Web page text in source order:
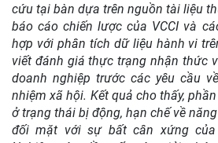
cứu tại bàn dựa trên nguồn tài liệu
báo cáo chiến lược của VCCI và
hợp với phân tích dữ liệu hành vi
viết đánh giá thực trạng nhận thức
doanh nghiệp trước các yêu cầu
nhiệm xã hội. Kết quả cho thấy,
ở trạng thái bị động, hạn chế về
đối mặt với sự bất cân xứng